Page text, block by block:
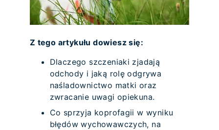
Z tego artykułu dowiesz się:
Dlaczego szczeniaki zjadają
odchody i jaką rolę odgrywa
naśladownictwo matki oraz
zwracanie uwagi opiekuna.
Co sprzyja koprofagii w wyniku
błędów wychowawczych, na